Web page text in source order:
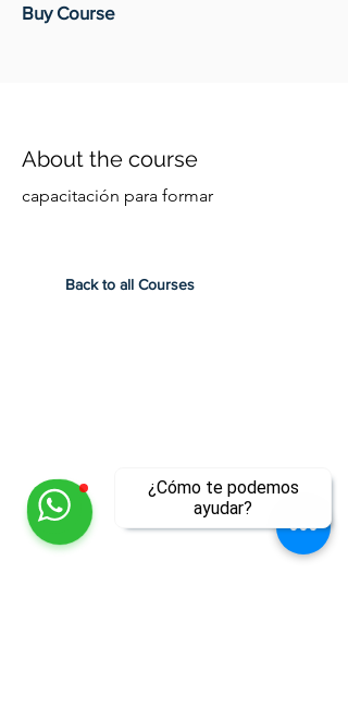
¿Cómo te podemos
ayudar?
Buy Course
About the course
capacitación para formar
Back to all Courses